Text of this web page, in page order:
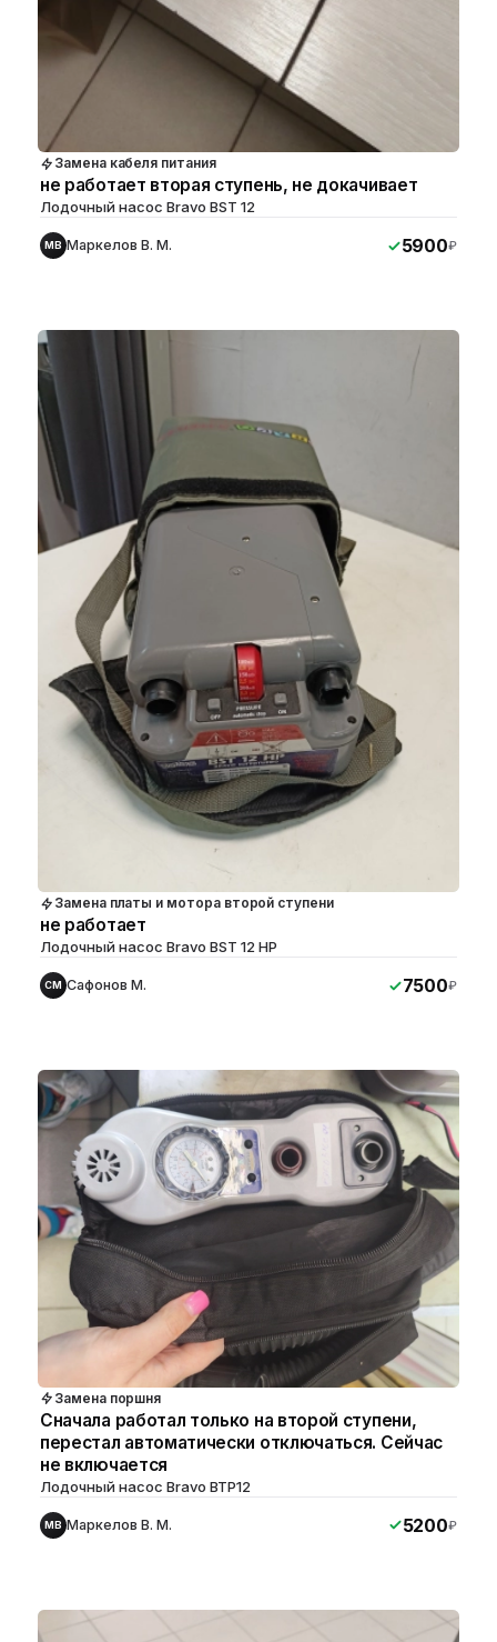
Замена кабеля питания
не работает вторая ступень, не докачивает
Лодочный насос Bravo BST 12
МВ Маркелов В. М. 5900₽
Замена платы и мотора второй ступени
не работает
Лодочный насос Bravo BST 12 HP
СМ Сафонов М. 7500₽
Замена поршня
Сначала работал только на второй ступени,
перестал автоматически отключаться. Сейчас
не включается
Лодочный насос Bravo BTP12
МВ Маркелов В. М. 5200₽